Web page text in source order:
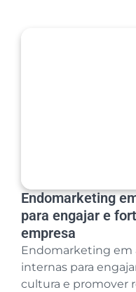
Endomarketing
para engajar e
empresa
Endomarketing em
internas para
cultura e promover